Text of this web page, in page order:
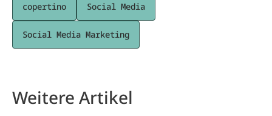
copertino Social Media
Social Media Marketing
Weitere Artikel